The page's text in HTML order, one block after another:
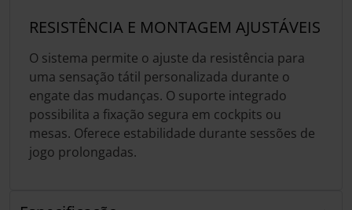
RESISTÊNCIA E MONTAGEM AJUSTÁVEIS
O sistema permite o ajuste da resistência para
uma sensação tátil personalizada durante o
engate das mudanças. O suporte integrado
possibilita a fixação segura em cockpits ou
mesas. Oferece estabilidade durante sessões de
jogo prolongadas.